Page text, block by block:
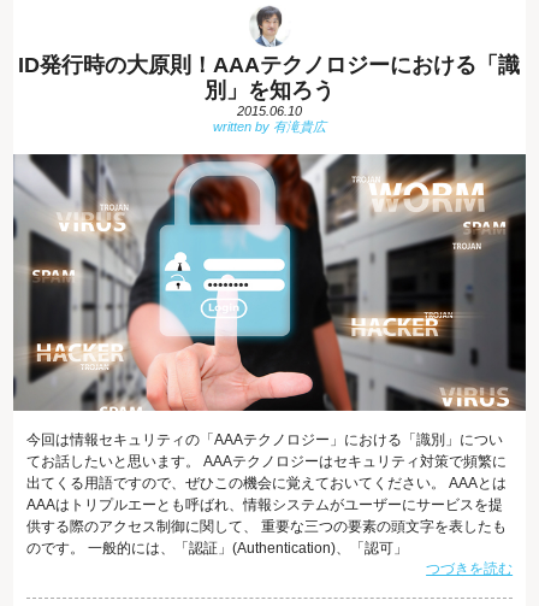
ID発行時の大原則！AAAテクノロジーにおける「識
別」を知ろう
2015.06.10
今回は情報セキュリティの「AAAテクノロジー」における「識別」につい
てお話したいと思います。 AAAテクノロジーはセキュリティ対策で頻繁に
出てくる用語ですので、ぜひこの機会に覚えておいてください。 AAAとは
AAAはトリプルエーとも呼ばれ、情報システムがユーザーにサービスを提
供する際のアクセス制御に関して、 重要な三つの要素の頭文字を表したも
のです。 一般的には、「認証」(Authentication)、「認可」
(Authorization)、「課金」(Accounting)という３つの言葉を指すとされてい
つづきを読む